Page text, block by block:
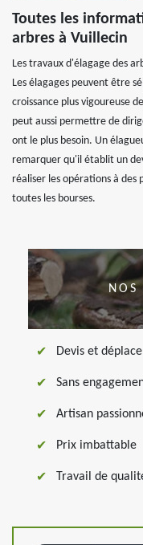
Toutes les
arbres à Vuillecin
Les travaux d'élagage des
Les élagages peuvent être
croissance plus vigoureuse
peut aussi permettre de
ont le plus besoin. Un
remarquer qu'il établit un
réaliser les opérations à des
toutes les bourses.
NOS
Devis et
Sans
Artisan
Prix imbattable
Travail de